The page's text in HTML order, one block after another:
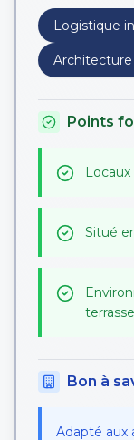
Logistique
Points
Situé
Bon à
Adapté aux